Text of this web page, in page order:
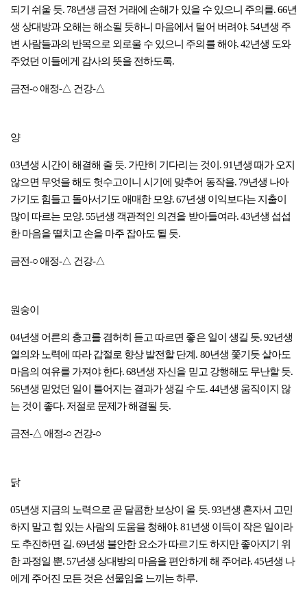
되기 쉬울 듯. 78년생 금전 거래에 손해가 있을 수 있으니 주의를. 66년
생 상대방과 오해는 해소될 듯하니 마음에서 털어 버려야. 54년생 주
변 사람들과의 반목으로 외로울 수 있으니 주의를 해야. 42년생 도와
주었던 이들에게 감사의 뜻을 전하도록.
금전-○ 애정-△ 건강-△
양
03년생 시간이 해결해 줄 듯. 가만히 기다리는 것이. 91년생 때가 오지
않으면 무엇을 해도 헛수고이니 시기에 맞추어 동작을. 79년생 나아
가기도 힘들고 돌아서기도 애매한 모양. 67년생 이익보다는 지출이
많이 따르는 모양. 55년생 객관적인 의견을 받아들여라. 43년생 섭섭
한 마음을 떨치고 손을 마주 잡아도 될 듯.
금전-○ 애정-△ 건강-△
원숭이
04년생 어른의 충고를 겸허히 듣고 따르면 좋은 일이 생길 듯. 92년생
열의와 노력에 따라 갑절로 향상 발전할 단계. 80년생 쫓기듯 살아도
마음의 여유를 가져야 한다. 68년생 자신을 믿고 강행해도 무난할 듯.
56년생 믿었던 일이 틀어지는 결과가 생길 수도. 44년생 움직이지 않
는 것이 좋다. 저절로 문제가 해결될 듯.
금전-△ 애정-○ 건강-○
닭
05년생 지금의 노력으로 곧 달콤한 보상이 올 듯. 93년생 혼자서 고민
하지 말고 힘 있는 사람의 도움을 청해야. 81년생 이득이 작은 일이라
도 추진하면 길. 69년생 불안한 요소가 따르기도 하지만 좋아지기 위
한 과정일 뿐. 57년생 상대방의 마음을 편안하게 해 주어라. 45년생 나
에게 주어진 모든 것은 선물임을 느끼는 하루.